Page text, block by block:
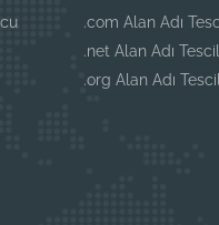
.com Alan Adı
.net Alan Adı Tescil
.org Alan Adı Tescil